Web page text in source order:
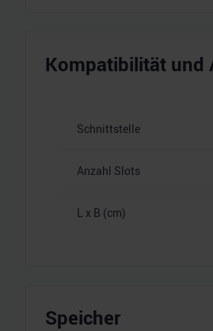
Kompatibilität und
Schnittstelle
Anzahl Slots
L x B (cm)
Speicher